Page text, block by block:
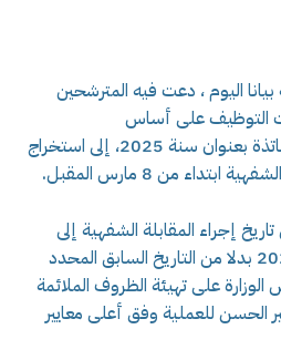
بيانا اليوم ، دعت فيه المترشحين
التوظيف على أساس
الشهادات للالتحاق برتب الأساتذة بعنوان سنة 2025، إلى استخراج
من 8 مارس المقبل.
إجراء المقابلة الشفهية إلى
أيام 24 و25 و26 مارس 2026 بدلا من التاريخ السابق المحدد
2026، تحرص الوزارة على تهيئة الظروف الملائمة
الحسن للعملية وفق أعلى معايير